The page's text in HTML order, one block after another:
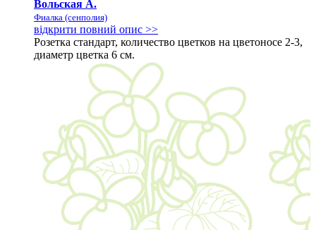
Вольская А.
Фиалка (сенполия)
відкрити повний опис >>
Розетка стандарт, количество цветков на цветоносе 2-3,
диаметр цветка 6 см.